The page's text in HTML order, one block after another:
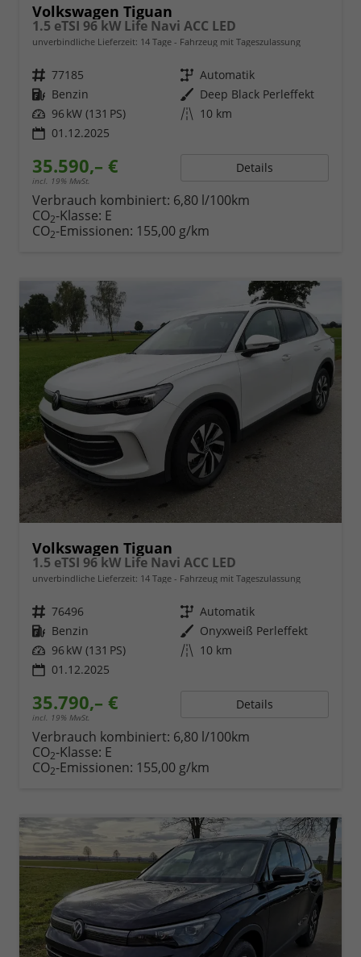
Volkswagen Tiguan
1.5 eTSI 96 kW Life Navi ACC LED
unverbindliche Lieferzeit: 14 Tage Fahrzeug mit Tageszulassung
Fahrzeugnr. 77185 Getriebe Automatik
Kraftstoff Benzin Außenfarbe Deep Black Perleffekt
Leistung 96 kW (131 PS) Kilometerstand 10 km
01.12.2025
35.590,– €
incl. 19% MwSt.
Details
Verbrauch kombiniert: 6,80 l/100km
CO2-Klasse: E
CO2-Emissionen: 155,00 g/km
Volkswagen Tiguan
1.5 eTSI 96 kW Life Navi ACC LED
unverbindliche Lieferzeit: 14 Tage Fahrzeug mit Tageszulassung
Fahrzeugnr. 76496 Getriebe Automatik
Kraftstoff Benzin Außenfarbe Onyxweiß Perleffekt
Leistung 96 kW (131 PS) Kilometerstand 10 km
01.12.2025
35.790,– €
incl. 19% MwSt.
Details
Verbrauch kombiniert: 6,80 l/100km
CO2-Klasse: E
CO2-Emissionen: 155,00 g/km